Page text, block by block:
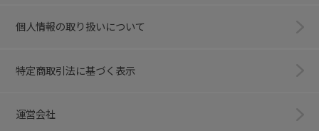
個人情報の取り扱いについて
特定商取引法に基づく表示
運営会社